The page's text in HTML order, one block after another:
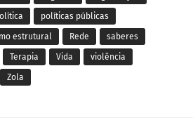
políticas públicas
estrutural Rede saberes
Terapia Vida violência
Zola